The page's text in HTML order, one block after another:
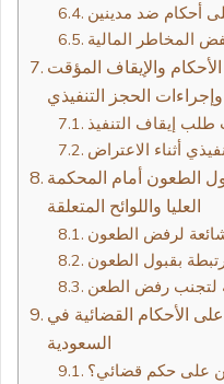
أحكام ضد مدينين
المخاطر المالية
والإيقاف المؤقت
وإجراءات الحجز التنفيذي
طلب إيقاف التنفيذ
أثناء الاعتراض
الطعون أمام المحكمة
العليا واللوائح المتعلقة
لرفض الطعون
بقبول الطعون
لتجنب رفض الطعن
الأحكام القضائية في
السعودية
على حكم قضائي؟